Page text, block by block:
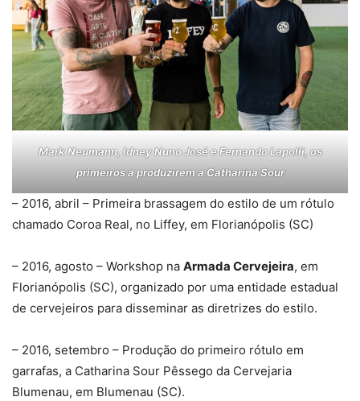
Mark Neumann, Idney Nuno José e Fernando Lapolli, os
primeiros a produzirem a Catharina Sour
– 2016, abril – Primeira brassagem do estilo de um rótulo
chamado Coroa Real, no Liffey, em Florianópolis (SC)
– 2016, agosto – Workshop na Armada Cervejeira, em
Florianópolis (SC), organizado por uma entidade estadual
de cervejeiros para disseminar as diretrizes do estilo.
– 2016, setembro – Produção do primeiro rótulo em
garrafas, a Catharina Sour Pêssego da Cervejaria
Blumenau, em Blumenau (SC).